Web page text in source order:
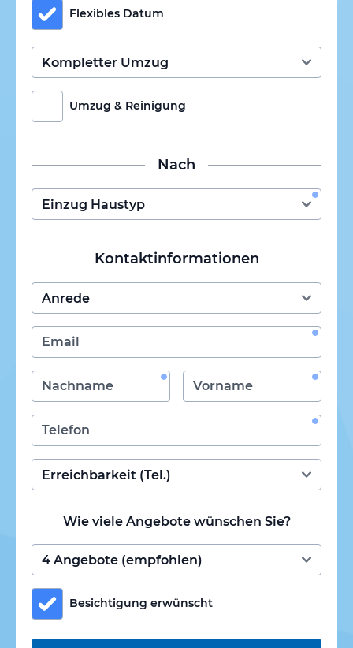
Flexibles Datum
Umzug & Reinigung
Nach
Kontaktinformationen
Wie viele Angebote wünschen Sie?
Besichtigung erwünscht